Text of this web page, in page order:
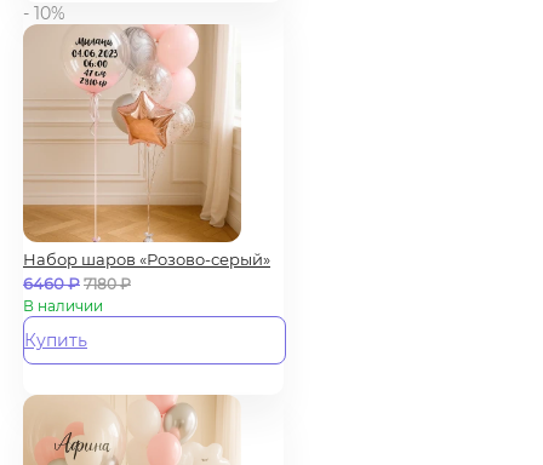
- 10%
Набор шаров «Розово-серый»
6460₽ 7180₽
В наличии
Купить